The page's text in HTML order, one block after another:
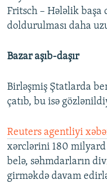
Fritsch – Hələlik
doldurulması daha
Bazar aşıb-daşır
Birləşmiş Ştatlarda
çatıb, bu isə
Reuters agentliyi
xərclərini 180
belə, səhmdarların
girməkdə davam